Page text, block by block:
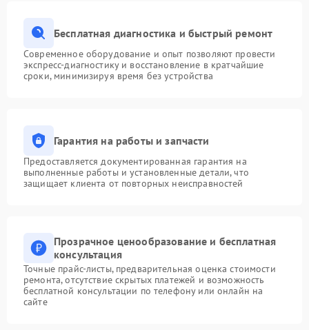
Бесплатная диагностика и быстрый ремонт
Современное оборудование и опыт позволяют провести
экспресс-диагностику и восстановление в кратчайшие
сроки, минимизируя время без устройства
Гарантия на работы и запчасти
Предоставляется документированная гарантия на
выполненные работы и установленные детали, что
защищает клиента от повторных неисправностей
Прозрачное ценообразование и бесплатная
консультация
Точные прайс-листы, предварительная оценка стоимости
ремонта, отсутствие скрытых платежей и возможность
бесплатной консультации по телефону или онлайн на
сайте